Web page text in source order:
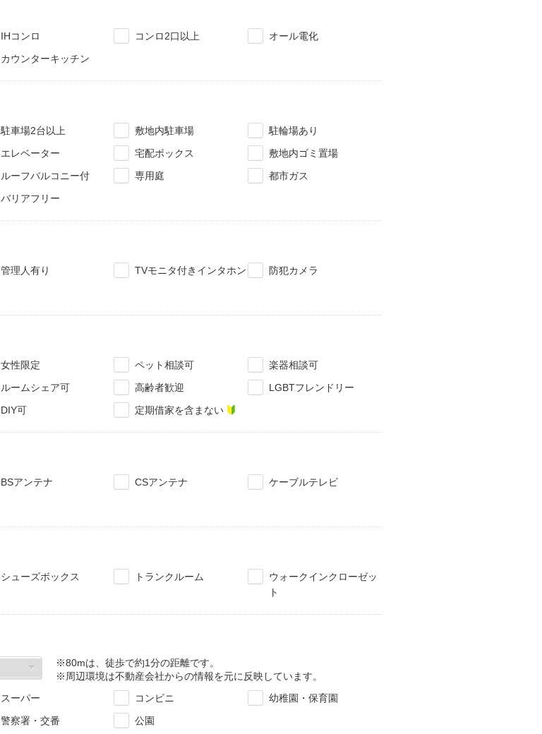
IHコンロ コンロ2口以上
オール電化
カウンターキッチン
駐車場2台以上 敷地内駐車場
駐輪場あり
エレベーター 宅配ボックス
敷地内ゴミ置場
ルーフバルコニー付 専用庭
都市ガス
バリアフリー
管理人有り TVモニタ付きインタホン
防犯カメラ
女性限定 ペット相談可
楽器相談可
ルームシェア可 高齢者歓迎
LGBTフレンドリー
DIY可 定期借家を含まない
BSアンテナ CSアンテナ
ケーブルテレビ
シューズボックス トランクルーム
ウォークインクローゼッ
ト
※80mは、徒歩で約1分の距離です。
※周辺環境は不動産会社からの情報を元に反映しています。
スーパー コンビニ
幼稚園・保育園
警察署・交番 公園